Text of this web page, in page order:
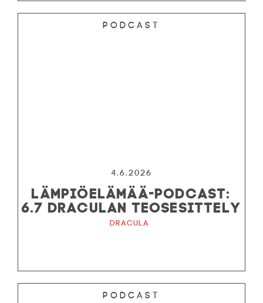
Podcast
4.6.2026
LÄMPIÖELÄMÄÄ-PODCAST:
6.7 DRACULAN TEOSESITTELY
Dracula
Podcast